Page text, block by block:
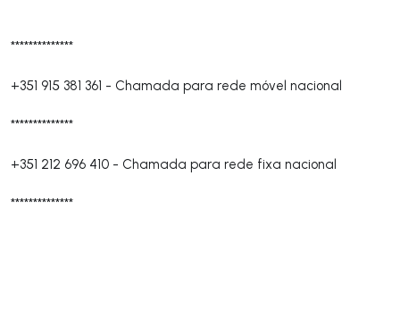
**************
+351 915 381 361 - Chamada para rede móvel nacional
**************
+351 212 696 410 - Chamada para rede fixa nacional
**************